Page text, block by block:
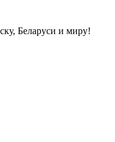
Беларуси и миру!